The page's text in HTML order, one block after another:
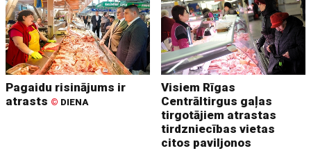
Pagaidu risinājums ir
atrasts © DIENA
Visiem Rīgas
Centrāltirgus gaļas
tirgotājiem atrastas
tirdzniecības vietas
citos paviljonos